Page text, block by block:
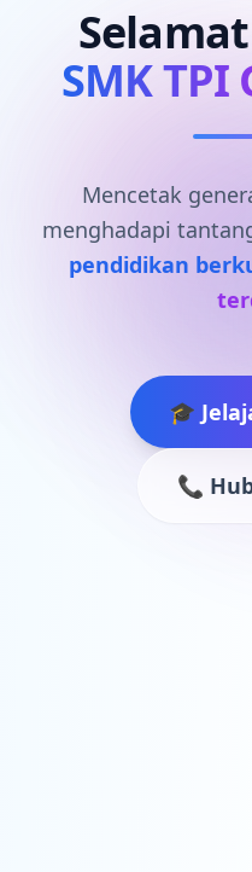
SMK TPI
Mencetak
menghadapi
pendidikan
🎓
📞